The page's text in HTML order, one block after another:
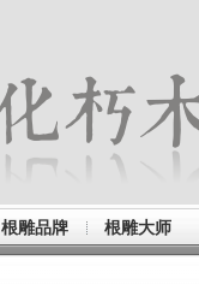
根雕品牌 根雕大师